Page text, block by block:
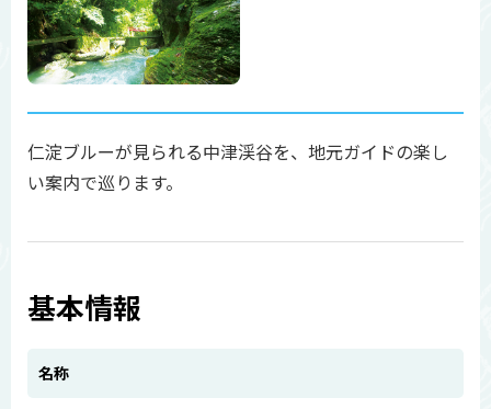
仁淀ブルーが見られる中津渓谷を、地元ガイドの楽し
い案内で巡ります。
基本情報
名称